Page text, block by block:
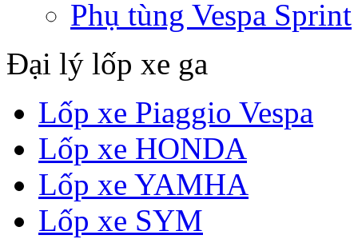
Phụ tùng Vespa Sprint
Đại lý lốp xe ga
Lốp xe Piaggio Vespa
Lốp xe HONDA
Lốp xe YAMHA
Lốp xe SYM